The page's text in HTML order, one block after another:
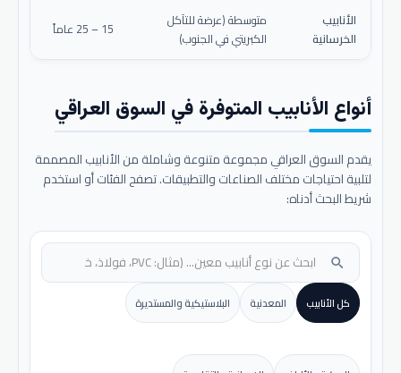
الأنابيب
الخرسانية
متوسطة (عرضة للتآكل
الكبريتي في الجنوب)
15 – 25 عاماً
أنواع الأنابيب المتوفرة في السوق العراقي
يقدم السوق العراقي مجموعة متنوعة وشاملة من الأنابيب المصممة
لتلبية احتياجات مختلف الصناعات والتطبيقات. تصفح الفئات أو استخدم
شريط البحث أدناه:
search
كل الأنابيب المعدنية البلاستيكية والمستديرة